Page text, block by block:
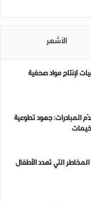
الأشهر
لإنتاج مواد صحفية
المبادرات: جهود تطوعية
التي تهدد الأطفال